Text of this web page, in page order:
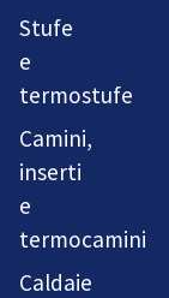
Stufe
e
termostufe
Camini,
inserti
e
termocamini
Caldaie